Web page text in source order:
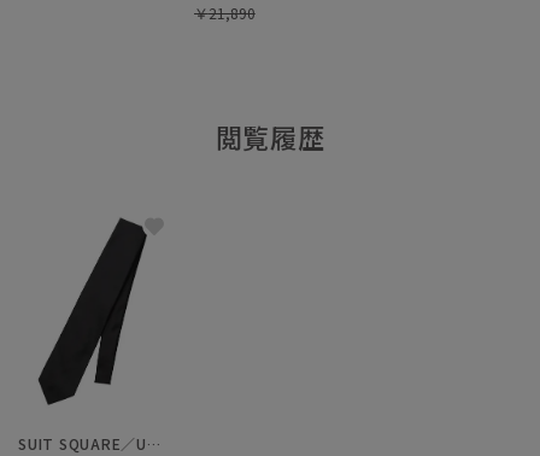
￥21,890
閲覧履歴
SUIT SQUARE／UNIVERSAL LANGUAGE